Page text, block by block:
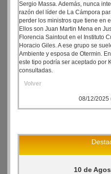
Sergio Massa. Además, nunca
razón del líder de La Cámpora
perder los ministros que tiene en
Ellos son Juan Martin Mena en
Florencia Saintout en el Instituto
Horacio Giles. A ese grupo se
Ambiente y esposa de Otermin.
este tipo podría ser aceptado por
consultadas.
Volver
08/12/
10 de